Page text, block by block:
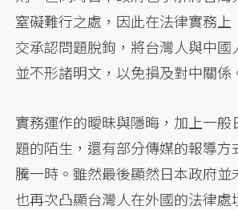
窒礙難行之處，因此在法律實務上
交承認問題脫鉤，將台灣人與中國
並不形諸明文，以免損及對中關係
實務運作的曖昧與隱晦，加上一般
題的陌生，還有部分傳媒的報導方
騰一時。雖然最後顯然日本政府並
也再次凸顯台灣人在外國的法律處